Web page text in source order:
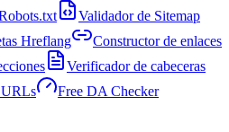
Validador de Sitemap
Hreflang
Constructor de enlaces
Verificador de cabeceras
Free DA Checker